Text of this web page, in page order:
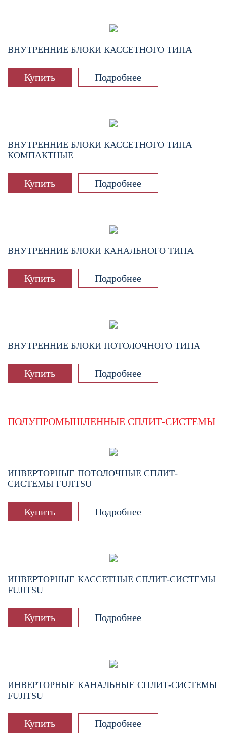
ВНУТРЕННИЕ БЛОКИ КАССЕТНОГО ТИПА
Купить Подробнее
ВНУТРЕННИЕ БЛОКИ КАССЕТНОГО ТИПА
КОМПАКТНЫЕ
Купить Подробнее
ВНУТРЕННИЕ БЛОКИ КАНАЛЬНОГО ТИПА
Купить Подробнее
ВНУТРЕННИЕ БЛОКИ ПОТОЛОЧНОГО ТИПА
Купить Подробнее
ПОЛУПРОМЫШЛЕННЫЕ СПЛИТ-СИСТЕМЫ
ИНВЕРТОРНЫЕ ПОТОЛОЧНЫЕ СПЛИТ-
СИСТЕМЫ FUJITSU
Купить Подробнее
ИНВЕРТОРНЫЕ КАССЕТНЫЕ СПЛИТ-СИСТЕМЫ
FUJITSU
Купить Подробнее
ИНВЕРТОРНЫЕ КАНАЛЬНЫЕ СПЛИТ-СИСТЕМЫ
FUJITSU
Купить Подробнее